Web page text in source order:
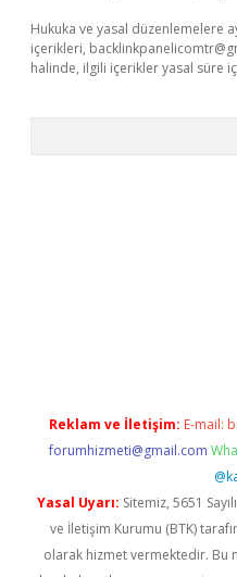
Hukuka ve yasal düzenlemelere
içerikleri,
halinde, ilgili içerikler yasal süre
Reklam ve İletişim: E-mail:
forumhizmeti@gmail.com
Yasal Uyarı: Sitemiz, 5651
ve İletişim Kurumu (BTK)
olarak hizmet vermektedir. Bu